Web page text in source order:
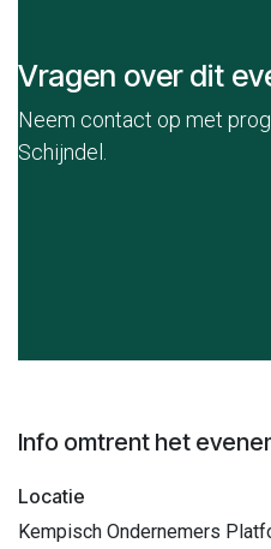
Vragen over dit
Neem contact op met
Schijndel.
Info omtrent het
Locatie
Kempisch Ondernemers